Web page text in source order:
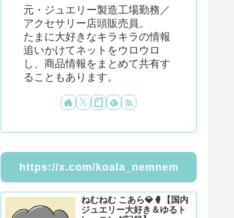
元・ジュエリー製造工場勤務／
アクセサリー店頭販売員。
たまに大好きなキラキラの情報
追いかけてネットをウロウロ
し、商品情報をまとめて共有す
ることもあります。
https://x.com/koala_nemnem
ねむねむ こあら💎🥊【国内
ジュエリー大好き＆ゆるト